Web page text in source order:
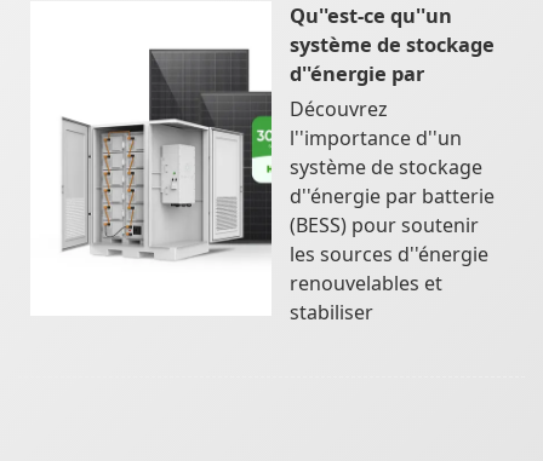
Qu''est-ce qu''un
système de stockage
d''énergie par
Découvrez
l''importance d''un
système de stockage
d''énergie par batterie
(BESS) pour soutenir
les sources d''énergie
renouvelables et
stabiliser